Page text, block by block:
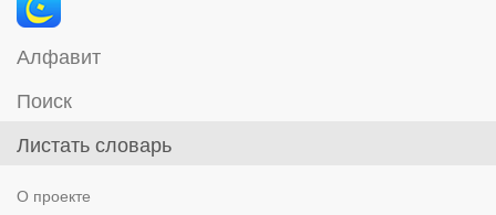
Алфавит
Поиск
Листать словарь
О проекте